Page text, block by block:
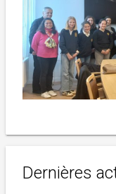
Dernières